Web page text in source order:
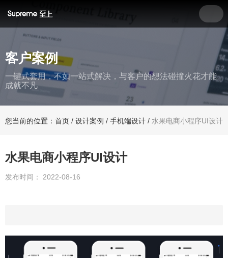
客户案例
一键式套用，不如一站式解决，与客户的想法碰撞火花才能
成就不凡
您当前的位置：首页 / 设计案例 / 手机端设计 / 水果电商小程序UI设计
水果电商小程序UI设计
发布时间： 2022-08-16